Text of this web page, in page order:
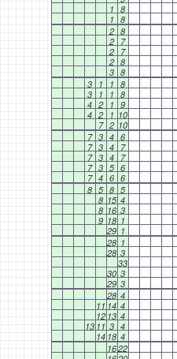
1 8
1 8
2 8
2 7
2 7
2 8
3 8
3
1 1 8
3
1 1 8
4 2 1 9
4 2 1 10
7 2 10
7 3 4 6
7 3 4 7
7 3 4 7
7 3 5 6
7 4 6 6
8 5 8 5
8 15 4
8 16 3
9 18 1
29 1
28 1
28 3
33
30 3
29 3
28 4
11 14 4
12 13 4
13 11 3 4
14 18 4
1622